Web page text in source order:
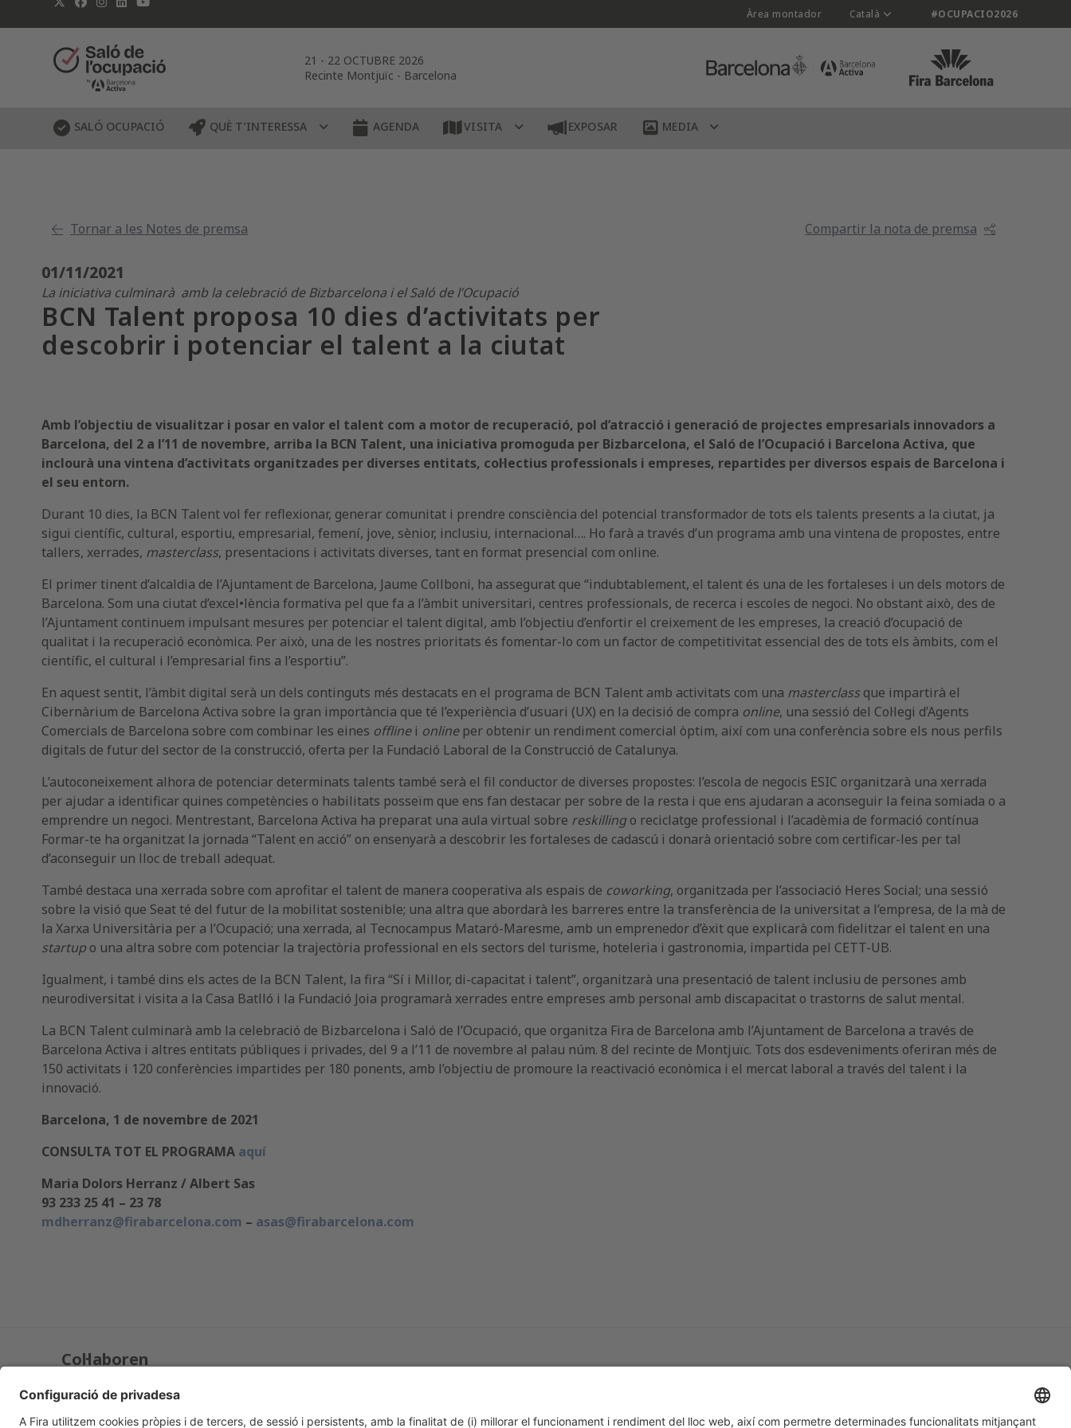
Àrea montador Català #OCUPACIO2026
21 - 22 OCTUBRE 2026
Recinte Montjuïc - Barcelona
SALÓ OCUPACIÓ QUÈ T’INTERESSA AGENDA VISITA EXPOSAR MEDIA
Tornar a les Notes de premsa Compartir la nota de premsa
01/11/2021
La iniciativa culminarà amb la celebració de Bizbarcelona i el Saló de l’Ocupació
BCN Talent proposa 10 dies d’activitats per
descobrir i potenciar el talent a la ciutat
Amb l’objectiu de visualitzar i posar en valor el talent com a motor de recuperació, pol d’atracció i generació de projectes empresarials innovadors a
Barcelona, del 2 a l’11 de novembre, arriba la BCN Talent, una iniciativa promoguda per Bizbarcelona, el Saló de l’Ocupació i Barcelona Activa, que
inclourà una vintena d’activitats organitzades per diverses entitats, col·lectius professionals i empreses, repartides per diversos espais de Barcelona i
el seu entorn.
Durant 10 dies, la BCN Talent vol fer reflexionar, generar comunitat i prendre consciència del potencial transformador de tots els talents presents a la ciutat, ja
sigui científic, cultural, esportiu, empresarial, femení, jove, sènior, inclusiu, internacional…. Ho farà a través d’un programa amb una vintena de propostes, entre
tallers, xerrades, masterclass, presentacions i activitats diverses, tant en format presencial com online.
El primer tinent d’alcaldia de l’Ajuntament de Barcelona, Jaume Collboni, ha assegurat que “indubtablement, el talent és una de les fortaleses i un dels motors de
Barcelona. Som una ciutat d’excel•lència formativa pel que fa a l’àmbit universitari, centres professionals, de recerca i escoles de negoci. No obstant això, des de
l’Ajuntament continuem impulsant mesures per potenciar el talent digital, amb l’objectiu d’enfortir el creixement de les empreses, la creació d’ocupació de
qualitat i la recuperació econòmica. Per això, una de les nostres prioritats és fomentar-lo com un factor de competitivitat essencial des de tots els àmbits, com el
científic, el cultural i l’empresarial fins a l’esportiu”.
En aquest sentit, l’àmbit digital serà un dels continguts més destacats en el programa de BCN Talent amb activitats com una masterclassque impartirà el
Cibernàrium de Barcelona Activa sobre la gran importància que té l’experiència d’usuari (UX) en la decisió de compra online, una sessió del Col·legi d’Agents
Comercials de Barcelona sobre com combinar les eines offline i onlineper obtenir un rendiment comercial òptim, així com una conferència sobre els nous perfils
digitals de futur del sector de la construcció, oferta per la Fundació Laboral de la Construcció de Catalunya.
L’autoconeixement alhora de potenciar determinats talents també serà el fil conductor de diverses propostes: l’escola de negocis ESIC organitzarà una xerrada
per ajudar a identificar quines competències o habilitats posseïm que ens fan destacar per sobre de la resta i que ens ajudaran a aconseguir la feina somiada o a
emprendre un negoci. Mentrestant, Barcelona Activa ha preparat una aula virtual sobre reskillingo reciclatge professional i l’acadèmia de formació contínua
Formar-te ha organitzat la jornada “Talent en acció” on ensenyarà a descobrir les fortaleses de cadascú i donarà orientació sobre com certificar-les per tal
d’aconseguir un lloc de treball adequat.
També destaca una xerrada sobre com aprofitar el talent de manera cooperativa als espais de coworking, organitzada per l’associació Heres Social; una sessió
sobre la visió que Seat té del futur de la mobilitat sostenible; una altra que abordarà les barreres entre la transferència de la universitat a l’empresa, de la mà de
la Xarxa Universitària per a l’Ocupació; una xerrada, al Tecnocampus Mataró-Maresme, amb un emprenedor d’èxit que explicarà com fidelitzar el talent en una
startup o una altra sobre com potenciar la trajectòria professional en els sectors del turisme, hoteleria i gastronomia, impartida pel CETT-UB.
Igualment, i també dins els actes de la BCN Talent, la fira “Sí i Millor, di-capacitat i talent”, organitzarà una presentació de talent inclusiu de persones amb
neurodiversitat i visita a la Casa Batlló i la Fundació Joia programarà xerrades entre empreses amb personal amb discapacitat o trastorns de salut mental.
La BCN Talent culminarà amb la celebració de Bizbarcelona i Saló de l’Ocupació, que organitza Fira de Barcelona amb l’Ajuntament de Barcelona a través de
Barcelona Activa i altres entitats públiques i privades, del 9 a l’11 de novembre al palau núm. 8 del recinte de Montjuïc. Tots dos esdeveniments oferiran més de
150 activitats i 120 conferències impartides per 180 ponents, amb l’objectiu de promoure la reactivació econòmica i el mercat laboral a través del talent i la
innovació.
Barcelona, 1 de novembre de 2021
CONSULTA TOT EL PROGRAMA aquí
Maria Dolors Herranz / Albert Sas
93 233 25 41 – 23 78
mdherranz@firabarcelona.com – asas@firabarcelona.com
Col·laboren